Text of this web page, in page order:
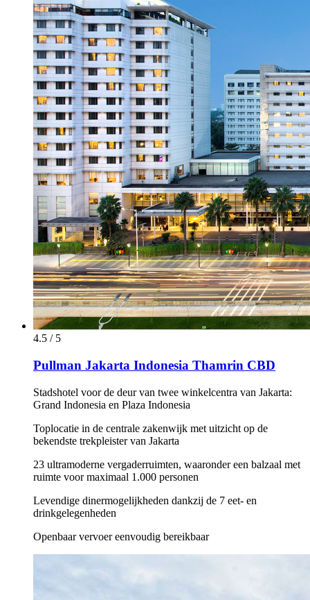
4.5 / 5
Pullman Jakarta Indonesia Thamrin CBD
Stadshotel voor de deur van twee winkelcentra van Jakarta:
Grand Indonesia en Plaza Indonesia
Toplocatie in de centrale zakenwijk met uitzicht op de
bekendste trekpleister van Jakarta
23 ultramoderne vergaderruimten, waaronder een balzaal met
ruimte voor maximaal 1.000 personen
Levendige dinermogelijkheden dankzij de 7 eet- en
drinkgelegenheden
Openbaar vervoer eenvoudig bereikbaar